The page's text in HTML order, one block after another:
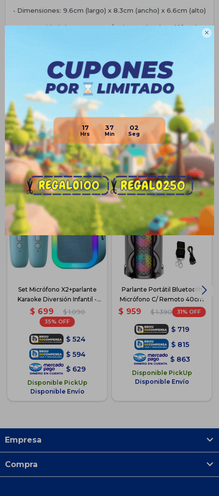

17 37 02
• Dimensiones: 9.6cm (largo) x 8.3cm (ancho) x 6.6cm (alto)
• Capacidad de carga DC5V/1A (Cargador de teléfono)
Envíos
Medios de pago
Productos que te pueden interesar
Set Micrófono X2+parlante
Karaoke Diversión Infantil -
Celeste
$ 699 $ 1.090
35
$ 524
$ 594
$ 629
Disponible PickUp
Disponible Envío
Parlante Portátil Bluetooth
Micrófono C/ Remoto 40cm
$ 959 $ 1.390 31
$ 719
$ 815
$ 863
Disponible PickUp
Disponible Envío
Empresa
Compra